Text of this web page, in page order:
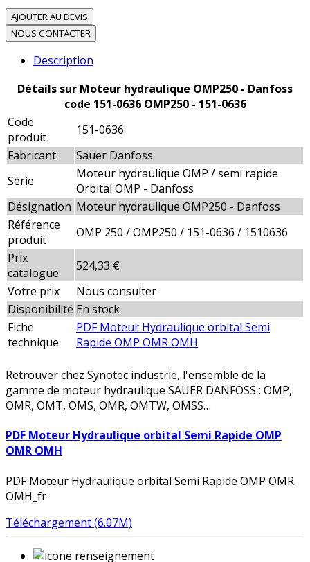
AJOUTER AU DEVIS
NOUS CONTACTER
Description
Détails sur Moteur hydraulique OMP250 - Danfoss
code 151-0636 OMP250 - 151-0636
Code
produit
151-0636
Fabricant
Sauer Danfoss
Série
Moteur hydraulique OMP / semi rapide
Orbital OMP - Danfoss
Désignation Moteur hydraulique OMP250 - Danfoss
Référence
produit
OMP 250 / OMP250 / 151-0636 / 1510636
Prix
catalogue
524,33 €
Votre prix
Nous consulter
Disponibilité En stock
Fiche
technique
PDF Moteur Hydraulique orbital Semi
Rapide OMP OMR OMH
Retrouver chez Synotec industrie, l'ensemble de la
gamme de moteur hydraulique SAUER DANFOSS : OMP,
OMR, OMT, OMS, OMR, OMTW, OMSS…
PDF Moteur Hydraulique orbital Semi Rapide OMP
OMR OMH
PDF Moteur Hydraulique orbital Semi Rapide OMP OMR
OMH_fr
Téléchargement (6.07M)